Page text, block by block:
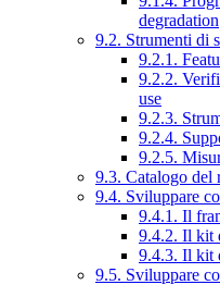
degradation
9.2. Strumenti di
9.2.1.
9.2.2.
use
9.2.3.
9.2.4.
9.2.5.
9.3. Catalogo del
9.4. Sviluppare
9.4.1. Il
9.4.2. Il kit
9.4.3. Il kit
9.5. Sviluppare